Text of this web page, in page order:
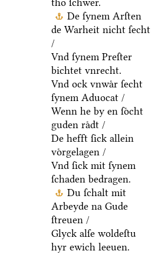
tho ſchwer.
De ſynem Arſten
de Warheit nicht ſecht
/
Vnd ſynem Preſter
bichtet vnrecht.
Vnd ock vnwaͤr ſecht
ſynem Aduocat /
Wenn he by en ſoͤcht
guden raͤdt /
De hefft ſick allein
voͤrgelagen /
Vnd ſick mit ſynem
ſchaden bedragen.
Du ſchalt mit
Arbeyde na Gude
ſtreuen /
Glyck alſe woldeſtu
hyr ewich leeuen.